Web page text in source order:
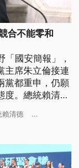
合不能零和
「國安簡報」，
主席朱立倫接連
黨都重申，仍願
度。總統賴清德
能「零和」，
賴清德 ...